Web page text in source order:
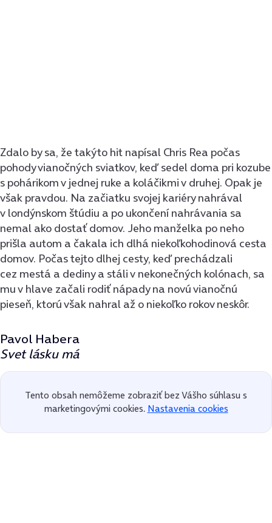
Zdalo by sa, že takýto hit napísal Chris Rea počas
pohody vianočných sviatkov, keď sedel doma pri kozube
s pohárikom v jednej ruke a koláčikmi v druhej. Opak je
však pravdou. Na začiatku svojej kariéry nahrával
v londýnskom štúdiu a po ukončení nahrávania sa
nemal ako dostať domov. Jeho manželka po neho
prišla autom a čakala ich dlhá niekoľkohodinová cesta
domov. Počas tejto dlhej cesty, keď prechádzali
cez mestá a dediny a stáli v nekonečných kolónach, sa
mu v hlave začali rodiť nápady na novú vianočnú
pieseň, ktorú však nahral až o niekoľko rokov neskôr.
Pavol Habera
Svet lásku má
Tento obsah nemôžeme zobraziť bez Vášho súhlasu s
marketingovými cookies. Nastavenia cookies